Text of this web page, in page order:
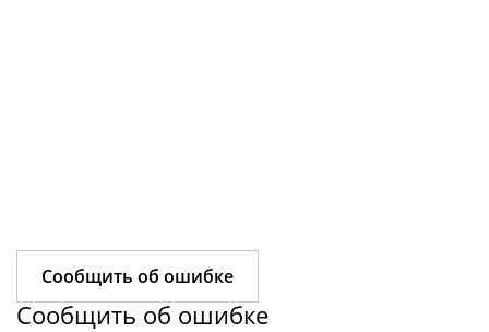
Сообщить об ошибке
Сообщить об ошибке